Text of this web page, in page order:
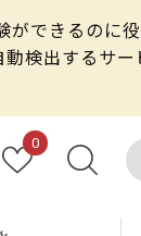
できるのに
検出するサー
0